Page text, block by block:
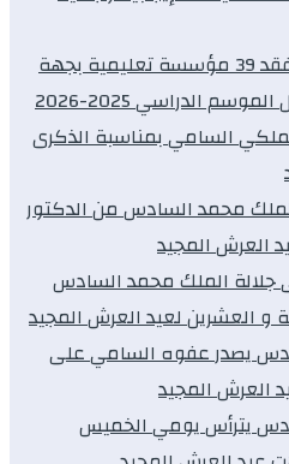
الدكتور نوفل كديلي يتفقد 39 مؤسسة تعليمية بجهة
الدراسي 2025-2026
السامي بمناسبة الذكرى
محمد السادس من الدكتور
العرش المجيد
جلالة الملك محمد السادس
و العشرين لعيد العرش المجيد
يصدر عفوه السامي على
يترأس يومي الخميس